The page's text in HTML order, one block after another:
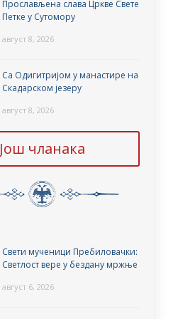
Прослављена слава Цркве Свете
Петке у Сутомору
август 8, 2026
Са Одигитријом у манастире на
Скадарском језеру
август 8, 2026
Још чланака
Свети мученици Пребиловачки:
Светлост вере у бездану мржње
август 6, 2026